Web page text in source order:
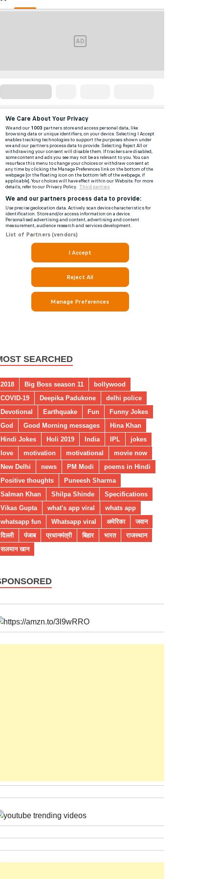
SEARCHED
2018 Big Boss season 11
bollywood
COVID-19
Deepika Padukone
delhi police
Devotional
Earthquake Fun
Funny Jokes
God
Good Morning messages
Hina Khan
Hindi Jokes
Holi 2019 India IPL
jokes
love
motivation motivational
movie now
New Delhi
news PM Modi
poems in Hindi
Positive thoughts
Puneesh Sharma
Salman Khan
Shilpa Shinde
Specifications
Vikas Gupta
what's app viral
whats app
whatsapp fun
Whatsapp viral अमेरिका
जवान
दिल्ली
पंजाब प्रधानमंत्री बिहार भारत
राजस्थान
सलमान खान